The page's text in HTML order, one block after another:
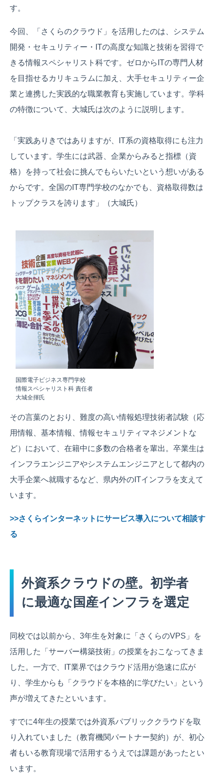
す。
今回、「さくらのクラウド」を活用したのは、システム
開発・セキュリティー・ITの高度な知識と技術を習得で
きる情報スペシャリスト科です。ゼロからITの専門人材
を目指せるカリキュラムに加え、大手セキュリティー企
業と連携した実践的な職業教育も実施しています。学科
の特徴について、大城氏は次のように説明します。
国際電子ビジネス専門学校
情報スペシャリスト科 責任者
大城全揮氏
「実践ありきではありますが、IT系の資格取得にも注力
しています。学生には武器、企業からみると指標（資
格）を持って社会に挑んでもらいたいという想いがある
からです。全国のIT専門学校のなかでも、資格取得数は
トップクラスを誇ります」（大城氏）
その言葉のとおり、難度の高い情報処理技術者試験（応
用情報、基本情報、情報セキュリティマネジメントな
ど）において、在籍中に多数の合格者を輩出。卒業生は
インフラエンジニアやシステムエンジニアとして都内の
大手企業へ就職するなど、県内外のITインフラを支えて
います。
>>さくらインターネットにサービス導入について相談す
る
外資系クラウドの壁。初学者
に最適な国産インフラを選定
同校では以前から、3年生を対象に「さくらのVPS」を
活用した「サーバー構築技術」の授業をおこなってきま
した。一方で、IT業界ではクラウド活用が急速に広が
り、学生からも「クラウドを本格的に学びたい」という
声が増えてきたといいます。
すでに4年生の授業では外資系パブリッククラウドを取
り入れていました（教育機関パートナー契約）が、初心
者もいる教育現場で活用するうえでは課題があったとい
います。